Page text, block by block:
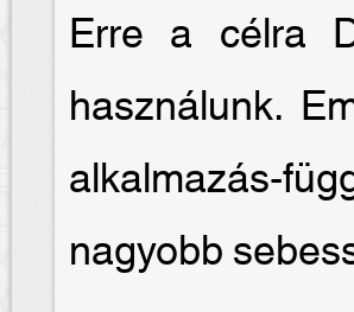
Erre a célra
használunk.
alkalmazás-
nagyobb